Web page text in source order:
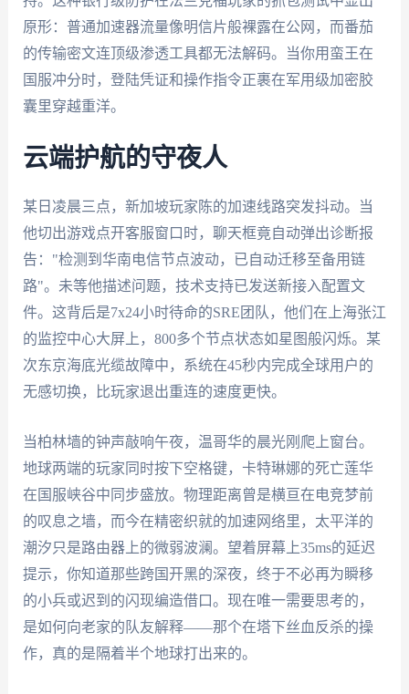
原形：普通加速器流量像明信片般裸露在公网，而番茄
的传输密文连顶级渗透工具都无法解码。当你用蛮王在
国服冲分时，登陆凭证和操作指令正裹在军用级加密胶
囊里穿越重洋。
云端护航的守夜人
某日凌晨三点，新加坡玩家陈的加速线路突发抖动。当
他切出游戏点开客服窗口时，聊天框竟自动弹出诊断报
告："检测到华南电信节点波动，已自动迁移至备用链
路"。未等他描述问题，技术支持已发送新接入配置文
件。这背后是7x24小时待命的SRE团队，他们在上海张江
的监控中心大屏上，800多个节点状态如星图般闪烁。某
次东京海底光缆故障中，系统在45秒内完成全球用户的
无感切换，比玩家退出重连的速度更快。
当柏林墙的钟声敲响午夜，温哥华的晨光刚爬上窗台。
地球两端的玩家同时按下空格键，卡特琳娜的死亡莲华
在国服峡谷中同步盛放。物理距离曾是横亘在电竞梦前
的叹息之墙，而今在精密织就的加速网络里，太平洋的
潮汐只是路由器上的微弱波澜。望着屏幕上35ms的延迟
提示，你知道那些跨国开黑的深夜，终于不必再为瞬移
的小兵或迟到的闪现编造借口。现在唯一需要思考的，
是如何向老家的队友解释——那个在塔下丝血反杀的操
作，真的是隔着半个地球打出来的。